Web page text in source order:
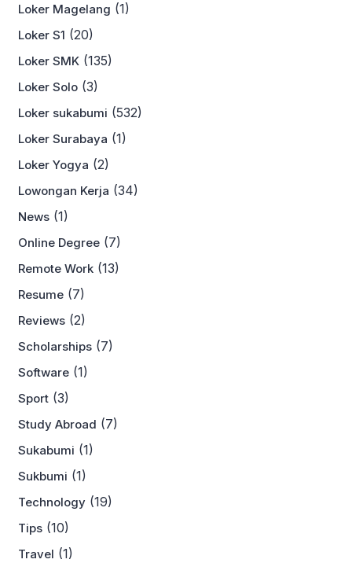
Loker Magelang (1)
Loker S1 (20)
Loker SMK (135)
Loker Solo (3)
Loker sukabumi (532)
Loker Surabaya (1)
Loker Yogya (2)
Lowongan Kerja (34)
News (1)
Online Degree (7)
Remote Work (13)
Resume (7)
Reviews (2)
Scholarships (7)
Software (1)
Sport (3)
Study Abroad (7)
Sukabumi (1)
Sukbumi (1)
Technology (19)
Tips (10)
Travel (1)